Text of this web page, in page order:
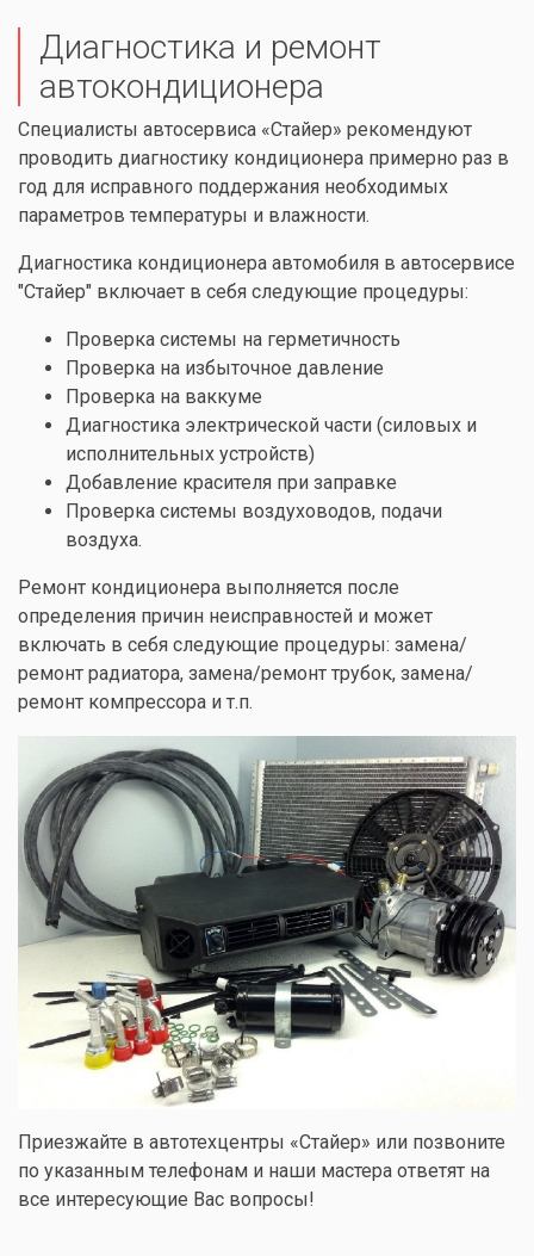
Диагностика и ремонт
автокондиционера
Специалисты автосервиса «Стайер» рекомендуют
проводить диагностику кондиционера примерно раз в
год для исправного поддержания необходимых
параметров температуры и влажности.
Диагностика кондиционера автомобиля в автосервисе
"Стайер" включает в себя следующие процедуры:
Проверка системы на герметичность
Проверка на избыточное давление
Проверка на ваккуме
Диагностика электрической части (силовых и
исполнительных устройств)
Добавление красителя при заправке
Проверка системы воздуховодов, подачи
воздуха.
Ремонт кондиционера выполняется после
определения причин неисправностей и может
включать в себя следующие процедуры: замена/
ремонт радиатора, замена/ремонт трубок, замена/
ремонт компрессора и т.п.
Приезжайте в автотехцентры «Стайер» или позвоните
по указанным телефонам и наши мастера ответят на
все интересующие Вас вопросы!